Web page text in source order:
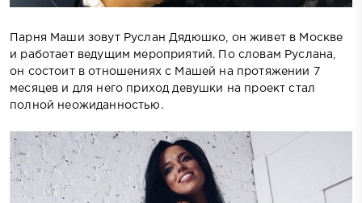
Парня Маши зовут Руслан Дядюшко, он живет в Москве
и работает ведущим мероприятий. По словам Руслана,
он состоит в отношениях с Машей на протяжении 7
месяцев и для него приход девушки на проект стал
полной неожиданностью.